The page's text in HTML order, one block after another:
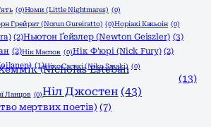
(0)Номи (Little Nightmares) (0)
Грейрат (Norun Gureiratto) (0)Норіакі Какьоін (0)
(2)Ньютон Ґейзлер (Newton Geiszler) (3)
(2)Нік Маслов (0)Нік Ф'юрі (Nick Fury) (2)
(1)Ніко Сасакі (Niko Sasaki) (0)
(Nicholas Esteban
(13)
Ланцов (0)Ніл Джостен (43)
мертвих поетів) (7)